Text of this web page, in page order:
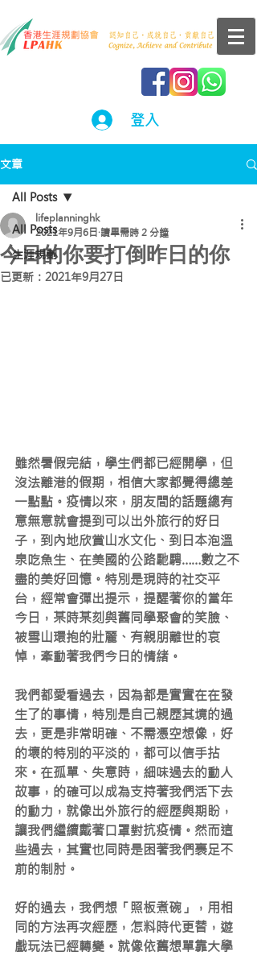
登入
文章
All Posts
生涯規劃
All Posts
今日的你要打倒昨日的你
lifeplanninghk
2021年9月6日 讀畢需時 2 分鐘
已更新： 2021年9月27日
雖然暑假完結，學生們都已經開學，但
沒法離港的假期，相信大家都覺得總差
一點點。疫情以來，朋友間的話題總有
意無意就會提到可以出外旅行的好日
子，到內地欣賞山水文化、到日本泡溫
泉吃魚生、在美國的公路馳騁……數之不
盡的美好回憶。特別是現時的社交平
台，經常會彈出提示，提醒著你的當年
今日，某時某刻與舊同學聚會的笑臉、
被雪山環抱的壯麗、有親朋離世的哀
悼，牽動著我們今日的情緒。
我們都愛看過去，因為都是實實在在發
生了的事情，特別是自己親歷其境的過
去，更是非常明確、不需憑空想像，好
的壞的特別的平淡的，都可以信手拈
來。在孤單、失意時，細味過去的動人
故事，的確可以成為支持著我們活下去
的動力，就像出外旅行的經歷與期盼，
讓我們繼續戴著口罩對抗疫情。然而這
些過去，其實也同時是困著我們裹足不
前的制肘。
好的過去，我們想「照板煮碗」，用相
同的方法再次經歷，怎料時代更替，遊
戲玩法已經轉變。就像依舊想單靠大學